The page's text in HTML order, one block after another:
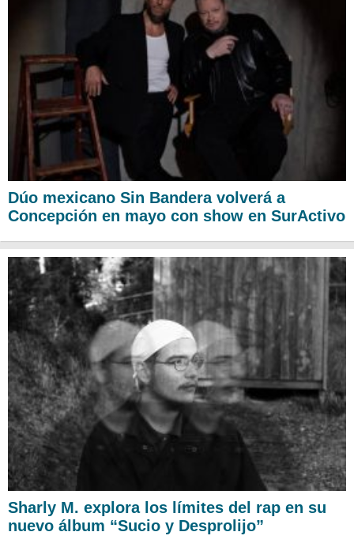
Dúo mexicano Sin Bandera volverá a
Concepción en mayo con show en SurActivo
Sharly M. explora los límites del rap en su
nuevo álbum “Sucio y Desprolijo”